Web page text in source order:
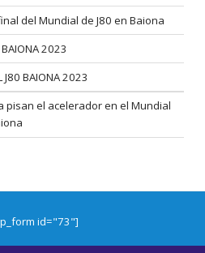
del Mundial de J80 en Baiona
BAIONA 2023
J80 BAIONA 2023
pisan el acelerador en el Mundial
id="73"]